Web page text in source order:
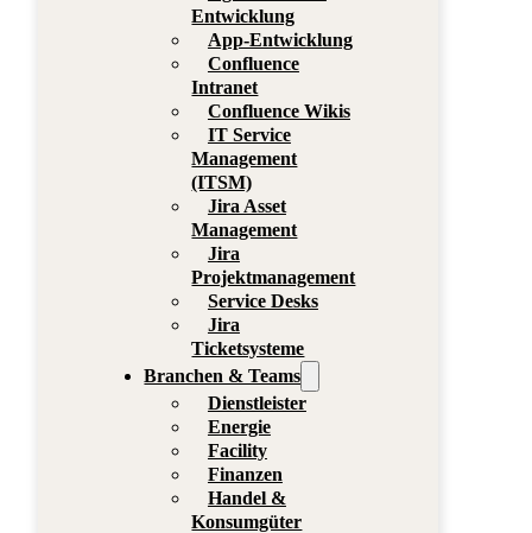
Entwicklung
App-Entwicklung
Confluence
Intranet
Confluence Wikis
IT Service
Management
(ITSM)
Jira Asset
Management
Jira
Projektmanagement
Service Desks
Jira
Ticketsysteme
Branchen & Teams
Dienstleister
Energie
Facility
Finanzen
Handel &
Konsumgüter